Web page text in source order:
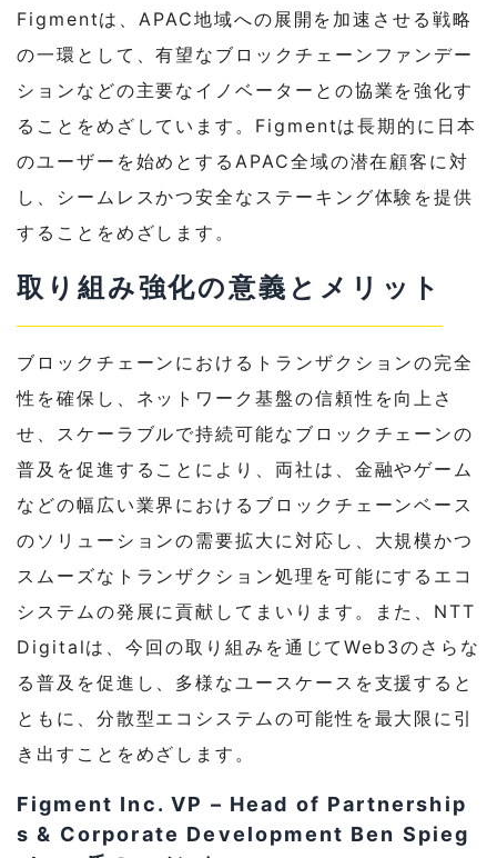
Figmentは、APAC地域への展開を加速させる戦略
の一環として、有望なブロックチェーンファンデー
ションなどの主要なイノベーターとの協業を強化す
ることをめざしています。Figmentは長期的に日本
のユーザーを始めとするAPAC全域の潜在顧客に対
し、シームレスかつ安全なステーキング体験を提供
することをめざします。
取り組み強化の意義とメリット
ブロックチェーンにおけるトランザクションの完全
性を確保し、ネットワーク基盤の信頼性を向上さ
せ、スケーラブルで持続可能なブロックチェーンの
普及を促進することにより、両社は、金融やゲーム
などの幅広い業界におけるブロックチェーンベース
のソリューションの需要拡大に対応し、大規模かつ
スムーズなトランザクション処理を可能にするエコ
システムの発展に貢献してまいります。また、NTT
Digitalは、今回の取り組みを通じてWeb3のさらな
る普及を促進し、多様なユースケースを支援すると
ともに、分散型エコシステムの可能性を最大限に引
き出すことをめざします。
Figment Inc. VP – Head of Partnership
s & Corporate Development Ben Spieg